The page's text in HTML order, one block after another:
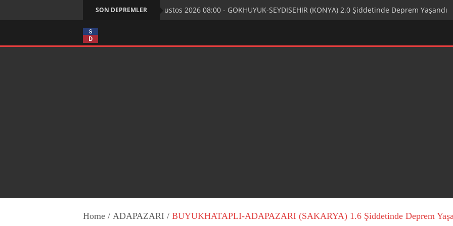
SON DEPREMLER8 Ağustos 2026 08:00 - GOKHUYUK-SEYDISEHIR (KONYA) 2.0 Şiddetinde Deprem Yaşandı
Home / ADAPAZARI / BUYUKHATAPLI-ADAPAZARI (SAKARYA) 1.6 Şiddetinde Deprem